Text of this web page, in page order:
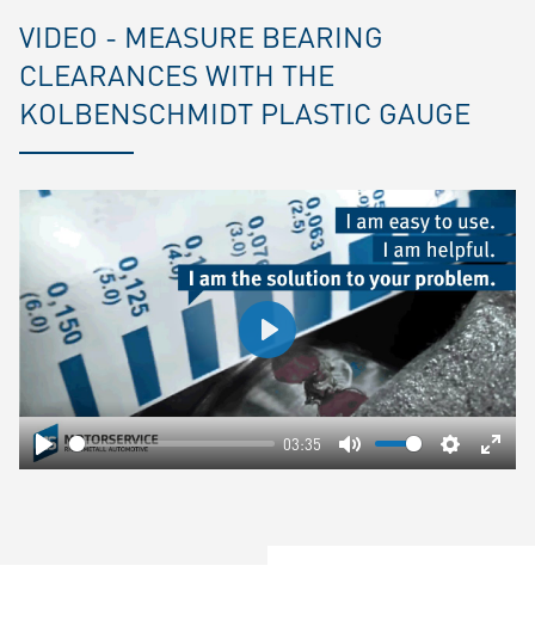
VIDEO - MEASURE BEARING
CLEARANCES WITH THE
KOLBENSCHMIDT PLASTIC GAUGE
Play
03:35
Mute Settings
Play